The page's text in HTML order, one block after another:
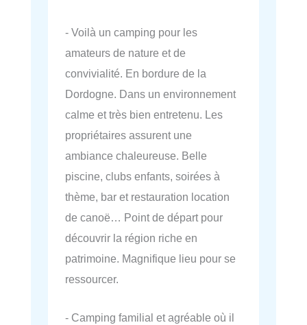
- Voilà un camping pour les
amateurs de nature et de
convivialité. En bordure de la
Dordogne. Dans un environnement
calme et très bien entretenu. Les
propriétaires assurent une
ambiance chaleureuse. Belle
piscine, clubs enfants, soirées à
thème, bar et restauration location
de canoë… Point de départ pour
découvrir la région riche en
patrimoine. Magnifique lieu pour se
ressourcer.
- Camping familial et agréable où il